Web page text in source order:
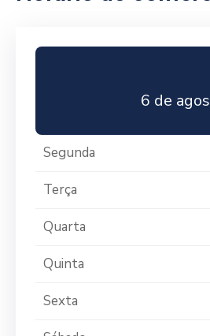
6 de
Segunda
Terça
Quarta
Quinta
Sexta